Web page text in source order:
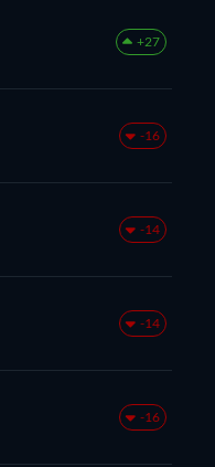
+27
-16
-14
-14
-16